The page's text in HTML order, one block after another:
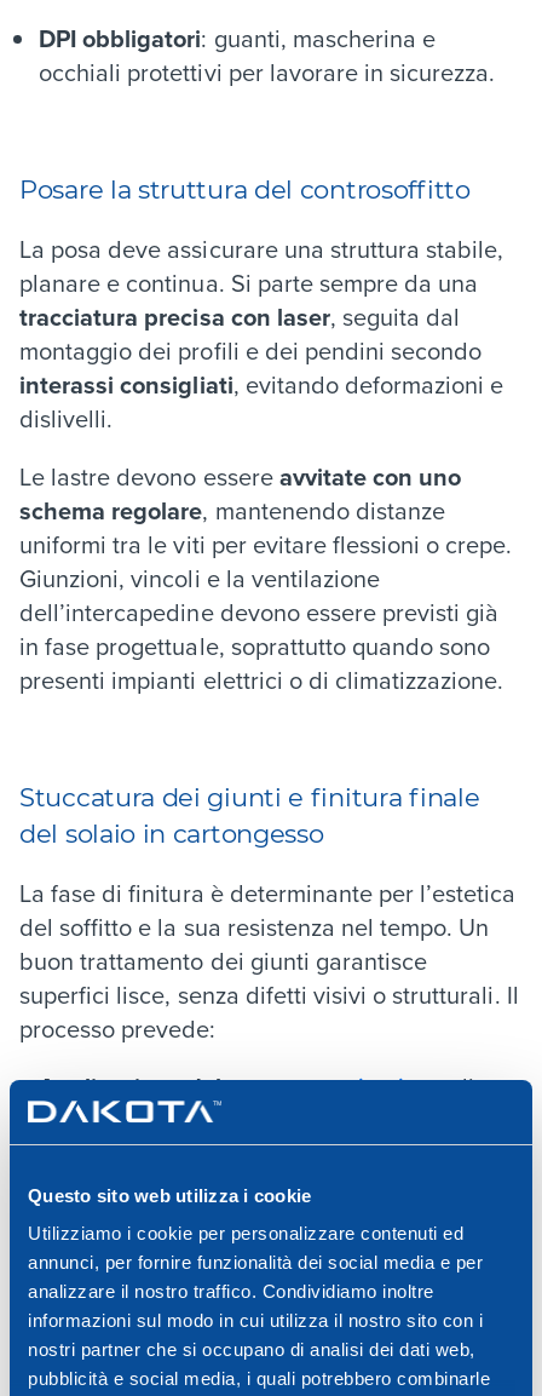
Questo sito web utilizza i cookie
Utilizziamo i cookie per personalizzare contenuti ed
annunci, per fornire funzionalità dei social media e per
analizzare il nostro traffico. Condividiamo inoltre
informazioni sul modo in cui utilizza il nostro sito con i
nostri partner che si occupano di analisi dei dati web,
pubblicità e social media, i quali potrebbero combinarle
DPI obbligatori: guanti, mascherina e
occhiali protettivi per lavorare in sicurezza.
Posare la struttura del controsoffitto
La posa deve assicurare una struttura stabile,
planare e continua. Si parte sempre da una
tracciatura precisa con laser, seguita dal
montaggio dei profili e dei pendini secondo
interassi consigliati, evitando deformazioni e
dislivelli.
Le lastre devono essereavvitate con uno
schema regolare, mantenendo distanze
uniformi tra le viti per evitare flessioni o crepe.
Giunzioni, vincoli e la ventilazione
dell’intercapedine devono essere previsti già
in fase progettuale, soprattutto quando sono
presenti impianti elettrici o di climatizzazione.
Stuccatura dei giunti e finitura finale
del solaio in cartongesso
La fase di finitura è determinante per l’estetica
del soffitto e la sua resistenza nel tempo. Un
buon trattamento dei giunti garantisce
superfici lisce, senza difetti visivi o strutturali. Il
processo prevede:
Applicazione delnastro per giunti: meglio
scegliere nastri microforati in carta o fibra
rinforzata, da integrare alla prima mano di
stucco per evitare microfessurazioni.
Prima mano di stucco: copre completamente
le fughe e le teste delle viti. È importante
rispettare i tempi di asciugatura indicati dal
produttore.